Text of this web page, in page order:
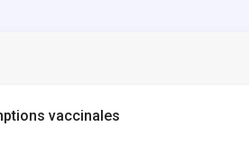
vaccinales